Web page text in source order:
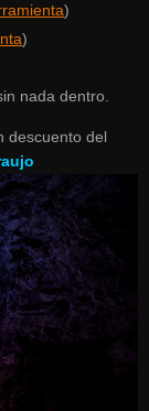
)
)
nada dentro.
descuento del